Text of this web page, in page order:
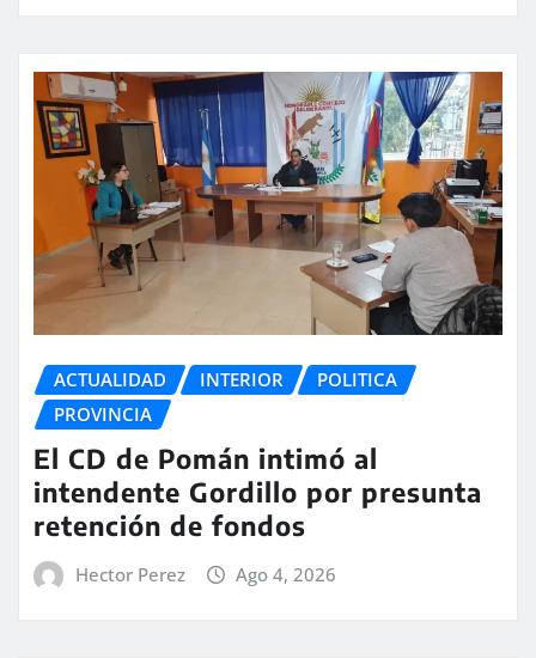
ACTUALIDAD INTERIOR
POLITICA
PROVINCIA
El CD de Pomán intimó al
intendente Gordillo por presunta
retención de fondos
Hector Perez Ago 4, 2026